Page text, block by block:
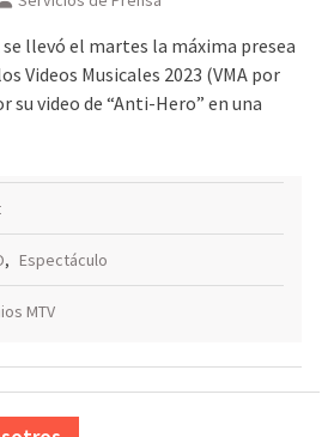
se llevó el martes la máxima presea
Videos Musicales 2023 (VMA por
su video de “Anti-Hero” en una
, Espectáculo
MTV